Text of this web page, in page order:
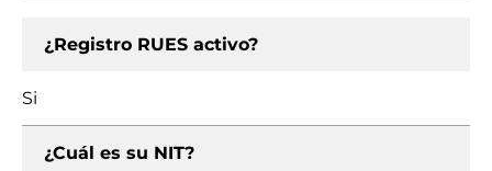
¿Registro RUES activo?
Si
¿Cuál es su NIT?